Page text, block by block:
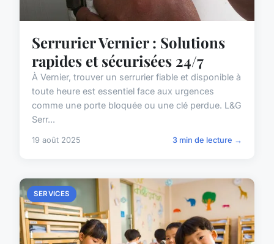
Serrurier Vernier : Solutions
rapides et sécurisées 24/7
À Vernier, trouver un serrurier fiable et disponible à
toute heure est essentiel face aux urgences
comme une porte bloquée ou une clé perdue. L&G
Serr...
19 août 2025 3 min de lecture →
SERVICES